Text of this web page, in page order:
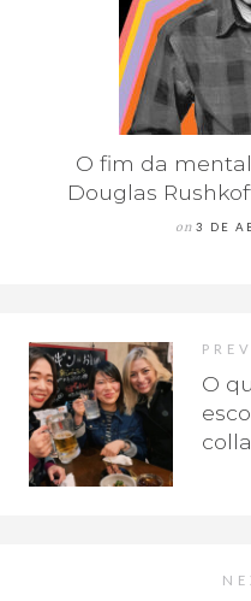
O fim da
Douglas
on 3 DE
O